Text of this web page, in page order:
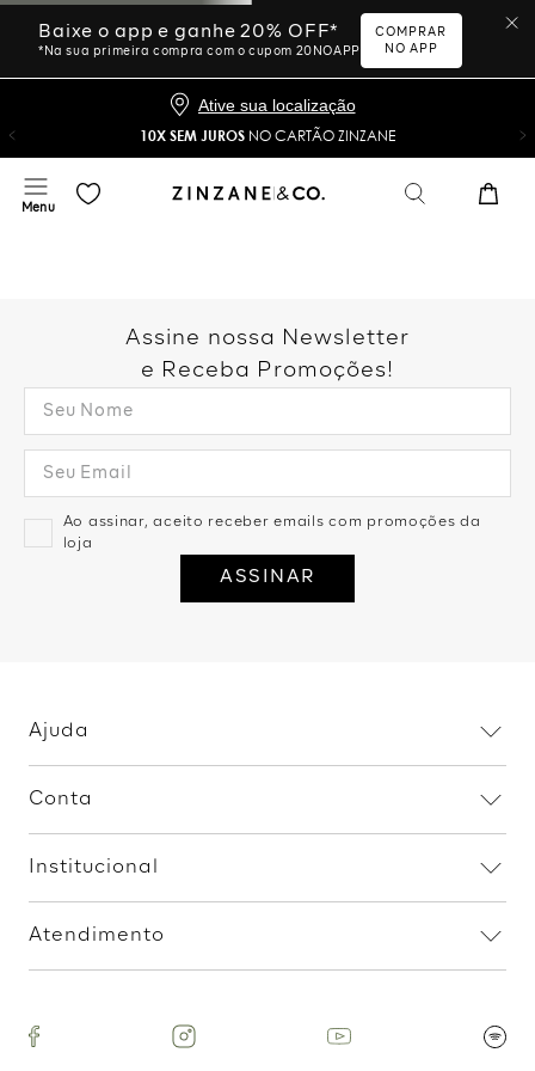
Ative sua localização
10X SEM JUROS NO CARTÃO ZINZANE
foi encontrada.
Vamos tentar novamente?